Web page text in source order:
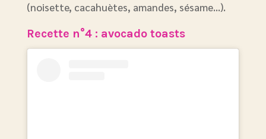
(noisette, cacahuètes, amandes, sésame…).
Recette n°4 : avocado toasts